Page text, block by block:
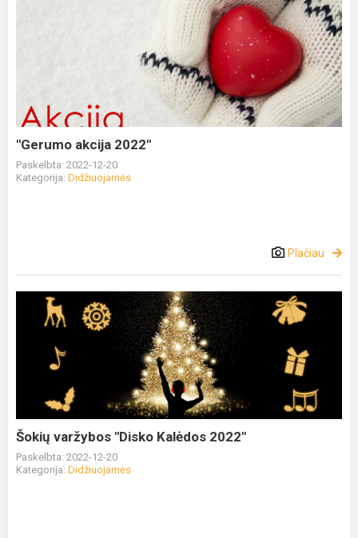
"Gerumo akcija 2022"
Paskelbta: 2022-12-20
Kategorija: Didžiuojamės
Plačiau
Šokių varžybos "Disko Kalėdos 2022"
Paskelbta: 2022-12-20
Kategorija: Didžiuojamės